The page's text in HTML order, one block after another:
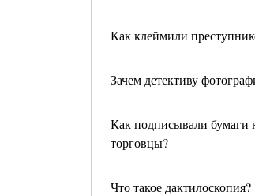
Как клеймили
Зачем детективу
Как подписывали бумаги
торговцы?
Что такое дактилоскопия?